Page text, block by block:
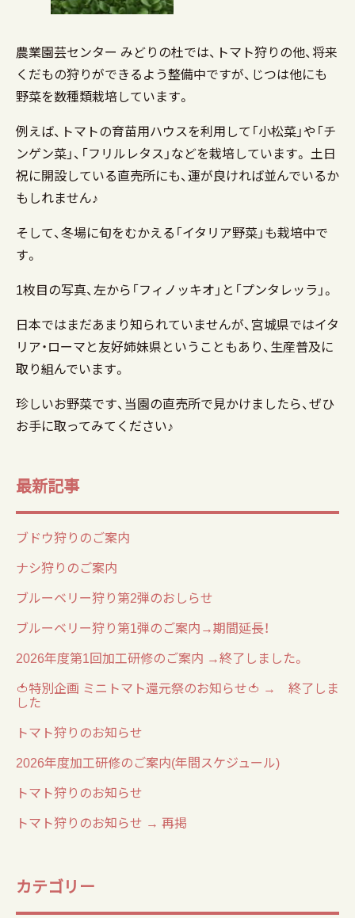
農業園芸センター みどりの杜では、トマト狩りの他、将来
くだもの狩りができるよう整備中ですが、じつは他にも
野菜を数種類栽培しています。
例えば、トマトの育苗用ハウスを利用して「小松菜」や「チ
ンゲン菜」、「フリルレタス」などを栽培しています。 土日
祝に開設している直売所にも、運が良ければ並んでいるか
もしれません♪
そして、冬場に旬をむかえる「イタリア野菜」も栽培中で
す。
1枚目の写真、左から「フィノッキオ」と「プンタレッラ」。
日本ではまだあまり知られていませんが、宮城県ではイタ
リア・ローマと友好姉妹県ということもあり、生産普及に
取り組んでいます。
珍しいお野菜です、当園の直売所で見かけましたら、ぜひ
お手に取ってみてください♪
最新記事
ブドウ狩りのご案内
ナシ狩りのご案内
ブルーベリー狩り第2弾のおしらせ
ブルーベリー狩り第1弾のご案内→期間延長！
2026年度第1回加工研修のご案内 →終了しました。
🍅特別企画 ミニトマト還元祭のお知らせ🍅 → 終了しま
した
トマト狩りのお知らせ
2026年度加工研修のご案内(年間スケジュール)
トマト狩りのお知らせ
トマト狩りのお知らせ → 再掲
カテゴリー